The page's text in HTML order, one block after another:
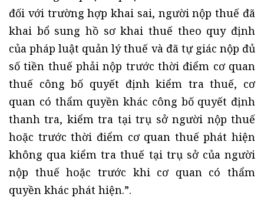
đối với trường hợp khai sai, người nộp thuế đã
khai bổ sung hồ sơ khai thuế theo quy định
của pháp luật quản lý thuế và đã tự giác nộp đủ
số tiền thuế phải nộp trước thời điểm cơ quan
thuế công bố quyết định kiểm tra thuế, cơ
quan có thẩm quyền khác công bố quyết định
thanh tra, kiểm tra tại trụ sở người nộp thuế
hoặc trước thời điểm cơ quan thuế phát hiện
không qua kiểm tra thuế tại trụ sở của người
nộp thuế hoặc trước khi cơ quan có thẩm
quyền khác phát hiện.”.